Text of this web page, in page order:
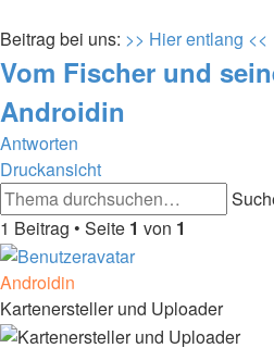
Beitrag bei uns: >> Hier entlang <<
Vom Fischer und
Androidin
Antworten
Druckansicht
1 Beitrag • Seite 1 von 1
Androidin
Kartenersteller und Uploader